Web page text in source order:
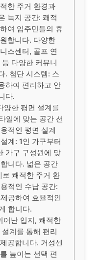
한 주거 환경과
녹지 공간: 쾌적
여 입주민들의 휴
합니다. 다양한
스센터, 골프 연
다양한 커뮤니
. 첨단 시스템: 스
하여 편리하고 안
다.
양한 평면 설계를
일에 맞는 공간 선
적인 평면 설계
계: 1인 가구부터
가구 구성원에 맞
니다. 넓은 공간
쾌적한 주거 환
적인 수납 공간:
공하여 효율적인
합니다.
어난 입지, 쾌적한
계를 통해 편리
공합니다. 거성센
높이는 선택 편